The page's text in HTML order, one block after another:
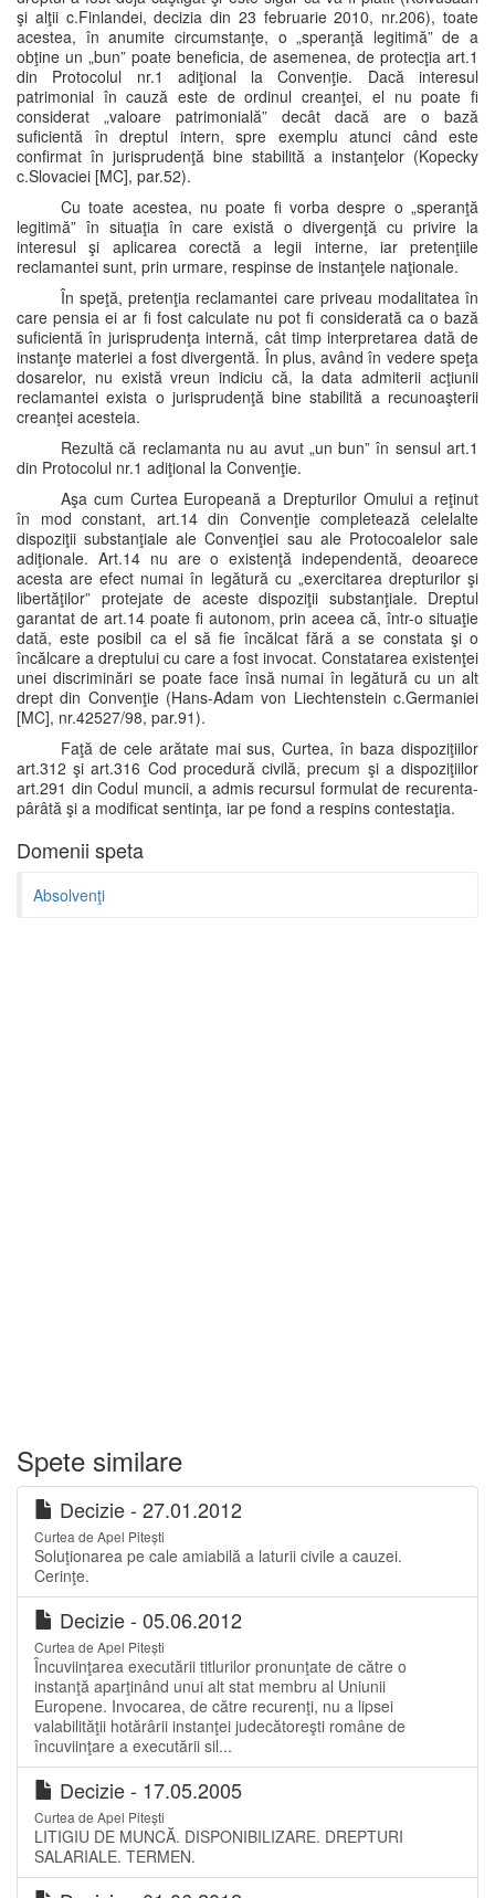
şi alţii c.Finlandei, decizia din 23 februarie 2010, nr.206), toate
acestea, în anumite circumstanţe, o „speranţă legitimă” de a
obţine un „bun” poate beneficia, de asemenea, de protecţia art.1
din Protocolul nr.1 adiţional la Convenţie. Dacă interesul
patrimonial în cauză este de ordinul creanţei, el nu poate fi
considerat „valoare patrimonială” decât dacă are o bază
suficientă în dreptul intern, spre exemplu atunci când este
confirmat în jurisprudenţă bine stabilită a instanţelor (Kopecky
c.Slovaciei [MC], par.52).
Cu toate acestea, nu poate fi vorba despre o „speranţă
legitimă” în situaţia în care există o divergenţă cu privire la
interesul şi aplicarea corectă a legii interne, iar pretenţiile
reclamantei sunt, prin urmare, respinse de instanţele naţionale.
În speţă, pretenţia reclamantei care priveau modalitatea în
care pensia ei ar fi fost calculate nu pot fi considerată ca o bază
suficientă în jurisprudenţa internă, cât timp interpretarea dată de
instanţe materiei a fost divergentă. În plus, având în vedere speţa
dosarelor, nu există vreun indiciu că, la data admiterii acţiunii
reclamantei exista o jurisprudenţă bine stabilită a recunoaşterii
creanţei acesteia.
Rezultă că reclamanta nu au avut „un bun” în sensul art.1
din Protocolul nr.1 adiţional la Convenţie.
Aşa cum Curtea Europeană a Drepturilor Omului a reţinut
în mod constant, art.14 din Convenţie completează celelalte
dispoziţii substanţiale ale Convenţiei sau ale Protocoalelor sale
adiţionale. Art.14 nu are o existenţă independentă, deoarece
acesta are efect numai în legătură cu „exercitarea drepturilor şi
libertăţilor” protejate de aceste dispoziţii substanţiale. Dreptul
garantat de art.14 poate fi autonom, prin aceea că, într-o situaţie
dată, este posibil ca el să fie încălcat fără a se constata şi o
încălcare a dreptului cu care a fost invocat. Constatarea existenţei
unei discriminări se poate face însă numai în legătură cu un alt
drept din Convenţie (Hans-Adam von Liechtenstein c.Germaniei
[MC], nr.42527/98, par.91).
Faţă de cele arătate mai sus, Curtea, în baza dispoziţiilor
art.312 şi art.316 Cod procedură civilă, precum şi a dispoziţiilor
art.291 din Codul muncii, a admis recursul formulat de recurenta-
pârâtă şi a modificat sentinţa, iar pe fond a respins contestaţia.
Domenii speta
Absolvenţi
Spete similare
Decizie - 27.01.2012
Curtea de Apel Pitești
Soluţionarea pe cale amiabilă a laturii civile a cauzei.
Cerinţe.
Decizie - 05.06.2012
Curtea de Apel Pitești
Încuviinţarea executării titlurilor pronunţate de către o
instanţă aparţinând unui alt stat membru al Uniunii
Europene. Invocarea, de către recurenţi, nu a lipsei
valabilităţii hotărârii instanţei judecătoreşti române de
încuviinţare a executării sil...
Decizie - 17.05.2005
Curtea de Apel Pitești
LITIGIU DE MUNCĂ. DISPONIBILIZARE. DREPTURI
SALARIALE. TERMEN.